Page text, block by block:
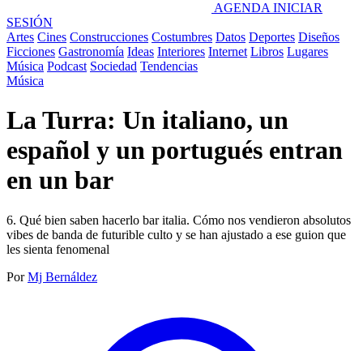
AGENDA INICIAR
SESIÓN
Artes Cines Construcciones Costumbres Datos Deportes Diseños
Ficciones Gastronomía Ideas Interiores Internet Libros Lugares
Música Podcast Sociedad Tendencias
Música
La Turra: Un italiano, un
español y un portugués entran
en un bar
6. Qué bien saben hacerlo bar italia. Cómo nos vendieron absolutos
vibes de banda de futurible culto y se han ajustado a ese guion que
les sienta fenomenal
Por Mj Bernáldez